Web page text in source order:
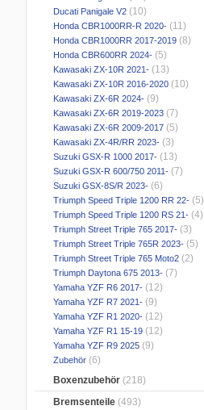
Ducati Panigale V2 (10)
Honda CBR1000RR-R 2020- (11)
Honda CBR1000RR 2017-2019 (8)
Honda CBR600RR 2024- (5)
Kawasaki ZX-10R 2021- (13)
Kawasaki ZX-10R 2016-2020 (10)
Kawasaki ZX-6R 2024- (9)
Kawasaki ZX-6R 2019-2023 (7)
Kawasaki ZX-6R 2009-2017 (5)
Kawasaki ZX-4R/RR 2023- (3)
Suzuki GSX-R 1000 2017- (13)
Suzuki GSX-R 600/750 2011- (7)
Suzuki GSX-8S/R 2023- (6)
Triumph Speed Triple 1200 RR 22- (5)
Triumph Speed Triple 1200 RS 21- (4)
Triumph Street Triple 765 2017- (3)
Triumph Street Triple 765R 2023- (5)
Triumph Street Triple 765 Moto2 (2)
Triumph Daytona 675 2013- (7)
Yamaha YZF R6 2017- (12)
Yamaha YZF R7 2021- (9)
Yamaha YZF R1 2020- (12)
Yamaha YZF R1 15-19 (12)
Yamaha YZF R9 2025 (9)
Zubehör (6)
Boxenzubehör (218)
Bremsenteile (493)